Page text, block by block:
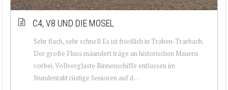
C4, V8 UND DIE MOSEL
Sehr flach, sehr schnell Es ist friedlich in Traben-Trarbach.
Der große Fluss mäandert träge an historischen Mauern
vorbei. Vollverglaste Binnenschiffe entlassen im
Stundentakt rüstige Senioren auf d...